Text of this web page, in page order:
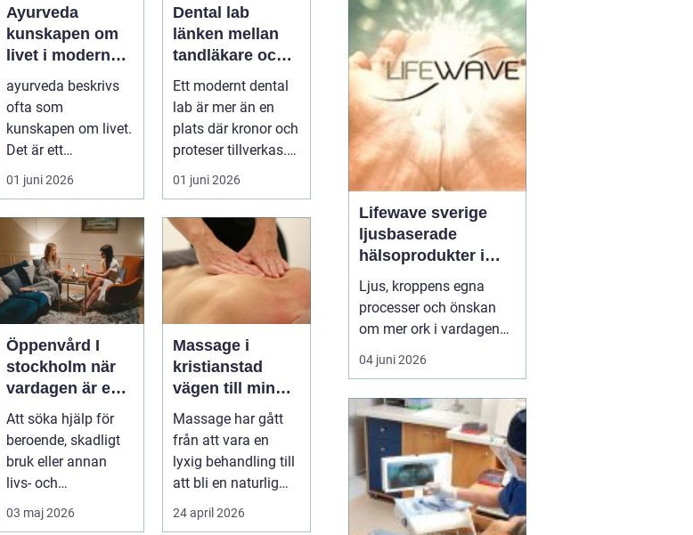
Ayurveda
kunskapen om
livet i modern
vardag
ayurveda beskrivs
ofta som
kunskapen om livet.
Det är ett
hälsosystem som
betonar balans,
helhet och...
01 juni 2026
Dental lab
länken mellan
tandläkare och
hållbara leenden
Ett modernt dental
lab är mer än en
plats där kronor och
proteser tillverkas.
Det är en teknisk
och ...
01 juni 2026
Öppenvård I
stockholm när
vardagen är en
del av
behandlingen
Att söka hjälp för
beroende, skadligt
bruk eller annan
livs- och
beteendeproblemati
k är ett stort st...
03 maj 2026
Massage i
kristianstad
vägen till mindre
stress och mer
energi i
vardagen
Massage har gått
från att vara en
lyxig behandling till
att bli en naturlig
del av en hållbar
livsst...
24 april 2026
jobb, vänner, hälsa och
till och med den egna
säkerheten. Då handlar
det inte längre bara om
s...
Lifewave sverige
ljusbaserade
hälsoprodukter i
fokus
Ljus, kroppens egna
processer och önskan
om mer ork i vardagen
möts i ett växande
intresse för fototerapi
Sverige söker många
efter skonsamma
metoder som kan stödja
återhämtning, energi och
allmänt välbefinnande
utan ingrepp eller...
04 juni 2026